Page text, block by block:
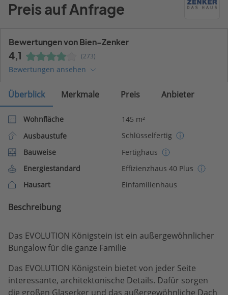
Preis auf Anfrage
Bewertungen von Bien-Zenker
4,1 (273)
Bewertungen ansehen
Überblick Merkmale Preis Anbieter
Wohnfläche
145 m²
Ausbaustufe
Schlüsselfertig
Bauweise
Fertighaus
Energiestandard
Effizienzhaus 40 Plus
Hausart
Einfamilienhaus
Beschreibung
Das EVOLUTION Königstein ist ein außergewöhnlicher
Bungalow für die ganze Familie
Das EVOLUTION Königstein bietet von jeder Seite
interessante, architektonische Details. Dafür sorgen
die großen Glaserker und das außergewöhnliche Dach